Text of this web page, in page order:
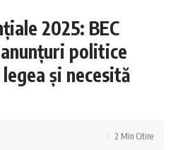
2025: BEC
politice
și necesită
2 Min Citire